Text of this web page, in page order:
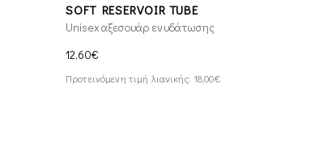
SOFT RESERVOIR TUBE
Unisex αξεσουάρ ενυδάτωσης
12,60€
Προτεινόμενη τιμή λιανικής: 18,00€